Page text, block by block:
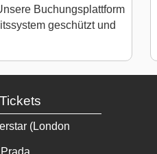
Buchungsplattform
geschützt und
(London